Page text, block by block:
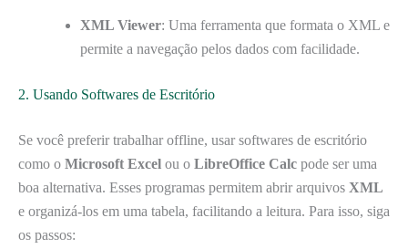
XML Viewer: Uma ferramenta que formata o XML e
permite a navegação pelos dados com facilidade.
2. Usando Softwares de Escritório
Se você preferir trabalhar offline, usar softwares de escritório
como o Microsoft Excel ou o LibreOffice Calc pode ser uma
boa alternativa. Esses programas permitem abrir arquivos XML
e organizá-los em uma tabela, facilitando a leitura. Para isso, siga
os passos: